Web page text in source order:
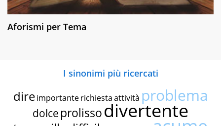
Aforismi per Tema
I sinonimi più ricercati
dire importante richiestaattività problema
dolce prolissodivertente